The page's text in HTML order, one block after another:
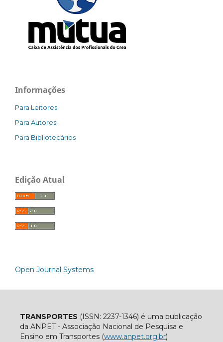
Informações
Para Leitores
Para Autores
Para Bibliotecários
Edição Atual
Open Journal Systems
TRANSPORTES (ISSN: 2237-1346) é uma publicação
da ANPET - Associação Nacional de Pesquisa e
Ensino em Transportes (www.anpet.org.br)